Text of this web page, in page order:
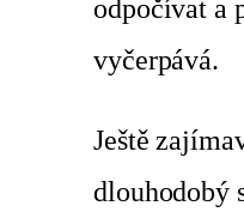
odpočívat a
vyčerpává.
Ještě
dlouhodobý